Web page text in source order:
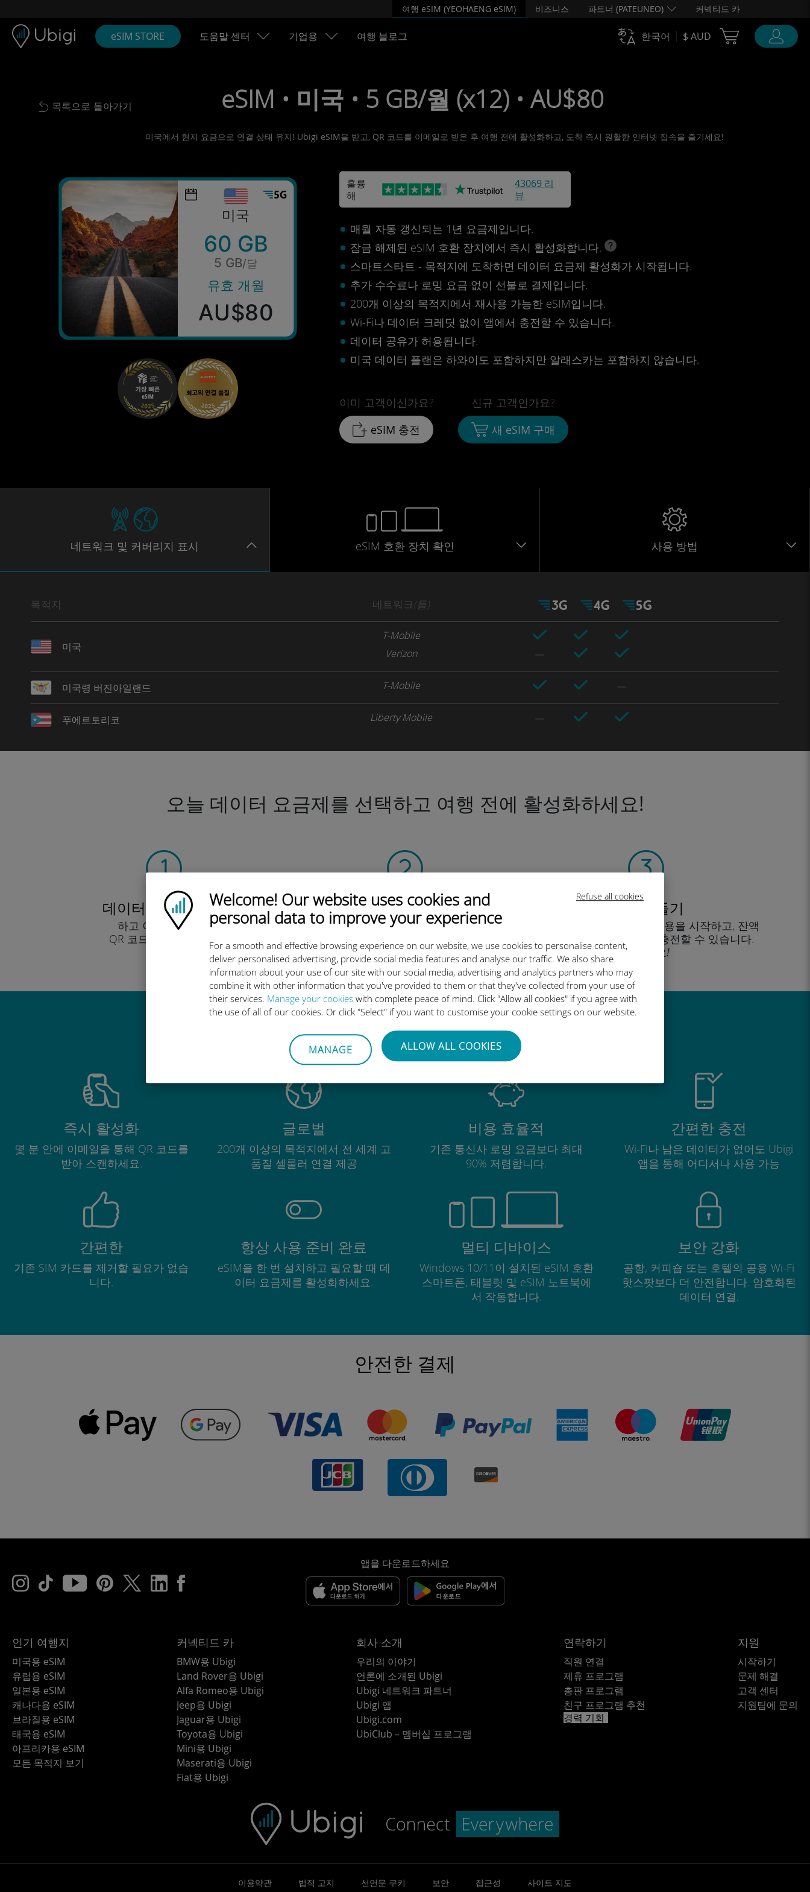
Refuse all cookies
Ubigi logo
Welcome! Our website uses cookies and
personal data to improve your experience
For a smooth and effective browsing experience on our website, we use cookies to personalise content,
deliver personalised advertising, provide social media features and analyse our traffic. We also share
information about your use of our site with our social media, advertising and analytics partners who may
combine it with other information that you've provided to them or that they've collected from your use of
their services. Manage your cookies with complete peace of mind. Click "Allow all cookies" if you agree with
the use of all of our cookies. Or click "Select" if you want to customise your cookie settings on our website.
MANAGE ALLOW ALL COOKIES
여행 eSIM (YEOHAENG eSIM) 비즈니스 파트너 (PATEUNEO) 커넥티드 카
eSIM STORE 도움말 센터 기업용 여행 블로그 한국어 $ AUD Cart Ubigi
Back to list
목록으로 돌아가기 eSIM • 미국 • 5 GB/월 (x12) • AU$80
미국에서 현지 요금으로 연결 상태 유지! Ubigi eSIM을 받고, QR 코드를 이메일로 받은 후 여행 전에 활성화하고, 도착 즉시 원활한 인터넷 접속을 즐기세요!
미국
60 GB
5 GB/달
유효 개월
AU$80
훌륭
해
43069 리
뷰
매월 자동 갱신되는 1년 요금제입니다.
잠금 해제된 eSIM 호환 장치에서 즉시 활성화합니다.
스마트스타트 - 목적지에 도착하면 데이터 요금제 활성화가 시작됩니다.
추가 수수료나 로밍 요금 없이 선불로 결제입니다.
200개 이상의 목적지에서 재사용 가능한 eSIM입니다.
Wi-Fi나 데이터 크레딧 없이 앱에서 충전할 수 있습니다.
데이터 공유가 허용됩니다.
미국 데이터 플랜은 하와이도 포함하지만 알래스카는 포함하지 않습니다.
이미 고객이신가요?
eSIM 충전
신규 고객인가요?
새 eSIM 구매
네트워크 및 커버리지 표시 eSIM 호환 장치 확인 사용 방법
목적지 네트워크(들)
미국
T-Mobile
Verizon
미국령 버진아일랜드 T-Mobile
푸에르토리코 Liberty Mobile
오늘 데이터 요금제를 선택하고 여행 전에 활성화하세요!
데이터 요금제 선택
하고 이메일을 통해
QR 코드로 받아보세요.
QR 코드 스캔
을 클릭해 데이터 요금제를 활성화하고
유비기 eSIM을 설치하세요.
간단합니다!
계정 만들기
을 클릭해 데이터 요금제 사용을 시작하고, 잔액
을 확인하고 이동 중에도 충전할 수 있습니다.
즐기세요!
유비기 국제 eSIM이 우수한 이유
즉시 활성화
몇 분 안에 이메일을 통해 QR 코드를
받아 스캔하세요.
글로벌
200개 이상의 목적지에서 전 세계 고
품질 셀룰러 연결 제공
비용 효율적
기존 통신사 로밍 요금보다 최대
90% 저렴합니다.
간편한 충전
Wi-Fi나 남은 데이터가 없어도 Ubigi
앱을 통해 어디서나 사용 가능
간편한
기존 SIM 카드를 제거할 필요가 없습
니다.
항상 사용 준비 완료
eSIM을 한 번 설치하고 필요할 때 데
이터 요금제를 활성화하세요.
멀티 디바이스
Windows 10/11이 설치된 eSIM 호환
스마트폰, 태블릿 및 eSIM 노트북에
서 작동합니다.
보안 강화
공항, 커피숍 또는 호텔의 공용 Wi-Fi
핫스팟보다 더 안전합니다. 암호화된
데이터 연결.
안전한 결제
앱을 다운로드하세요
인기 여행지
미국용 eSIM
유럽용 eSIM
일본용 eSIM
캐나다용 eSIM
브라질용 eSIM
태국용 eSIM
아프리카용 eSIM
모든 목적지 보기
커넥티드 카
BMW용 Ubigi
Land Rover용 Ubigi
Alfa Romeo용 Ubigi
Jeep용 Ubigi
Jaguar용 Ubigi
Toyota용 Ubigi
Mini용 Ubigi
Maserati용 Ubigi
Fiat용 Ubigi
회사 소개
우리의 이야기
언론에 소개된 Ubigi
Ubigi 네트워크 파트너
Ubigi 앱
Ubigi.com
UbiClub – 멤버십 프로그램
연락하기
직원 연결
제휴 프로그램
총판 프로그램
친구 프로그램 추천
경력 기회
지원
시작하기
문제 해결
고객 센터
지원팀에 문의
이용약관 법적 고지 선언문 쿠키 보안 접근성 사이트 지도